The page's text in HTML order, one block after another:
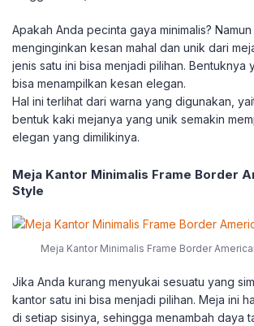
Apakah Anda pecinta gaya minimalis?
menginginkan kesan mahal dan unik dari
jenis satu ini bisa menjadi pilihan. Bentuknya
bisa menampilkan kesan elegan.
Hal ini terlihat dari warna yang digunakan,
bentuk kaki mejanya yang unik semakin
elegan yang dimilikinya.
Meja Kantor Minimalis Frame Border
Style
Meja Kantor Minimalis Frame Border
Jika Anda kurang menyukai sesuatu yang
kantor satu ini bisa menjadi pilihan. Meja ini
di setiap sisinya, sehingga menambah daya